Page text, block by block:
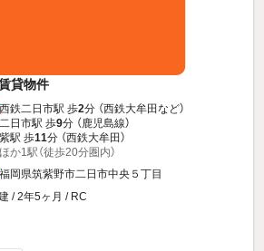
貸物件
西鉄二日市駅 歩2分 （西鉄大牟田など）
二日市駅 歩9分 （鹿児島線）
紫駅 歩11分 （西鉄大牟田）
ほか1駅（徒歩20分圏内）
福岡県筑紫野市二日市中央５丁目
/ 2年5ヶ月 / RC